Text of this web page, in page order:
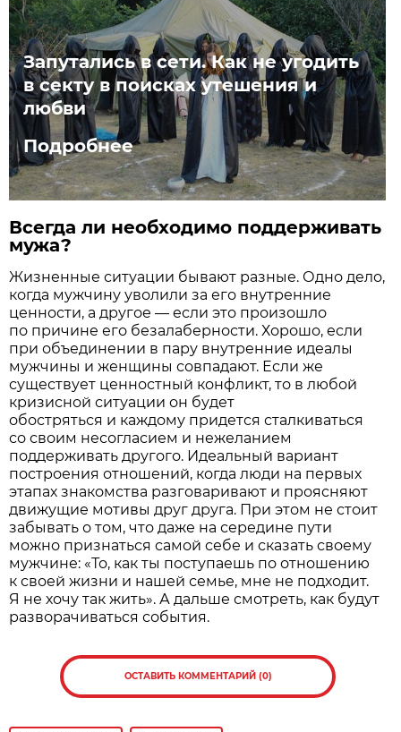
Запутались в сети. Как не угодить
в секту в поисках утешения и
любви
Подробнее
Всегда ли необходимо поддерживать
мужа?
Жизненные ситуации бывают разные. Одно дело,
когда мужчину уволили за его внутренние
ценности, а другое — если это произошло
по причине его безалаберности. Хорошо, если
при объединении в пару внутренние идеалы
мужчины и женщины совпадают. Если же
существует ценностный конфликт, то в любой
кризисной ситуации он будет
обостряться и каждому придется сталкиваться
со своим несогласием и нежеланием
поддерживать другого. Идеальный вариант
построения отношений, когда люди на первых
этапах знакомства разговаривают и проясняют
движущие мотивы друг друга. При этом не стоит
забывать о том, что даже на середине пути
можно признаться самой себе и сказать своему
мужчине: «То, как ты поступаешь по отношению
к своей жизни и нашей семье, мне не подходит.
Я не хочу так жить». А дальше смотреть, как будут
разворачиваться события.
ОСТАВИТЬ КОММЕНТАРИЙ (0)